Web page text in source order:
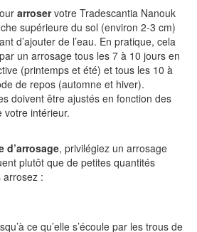
arroservotre Tradescantia Nanouk
supérieure du sol (environ 2-3 cm)
d’ajouter de l’eau. En pratique, cela
un arrosage tous les 7 à 10 jours en
(printemps et été) et tous les 10 à
de repos (automne et hiver).
doivent être ajustés en fonction des
votre intérieur.
d’arrosage, privilégiez un arrosage
plutôt que de petites quantités
arrosez :
ce qu’elle s’écoule par les trous de